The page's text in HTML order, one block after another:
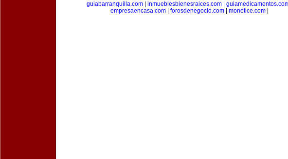
guiabarranquilla.com| inmueblesbienesraices.com|
empresaencasa.com| forosdenegocio.com| monetice.com|